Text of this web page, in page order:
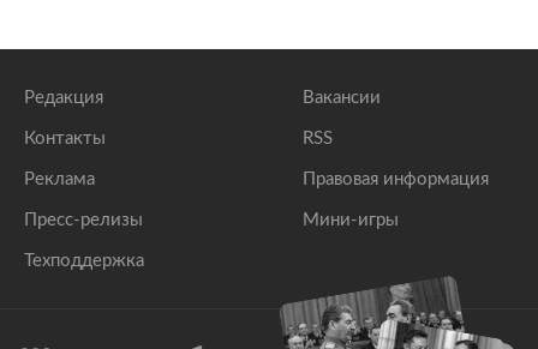
Редакция
Контакты
Реклама
Пресс-релизы
Техподдержка
Вакансии
RSS
Правовая информация
Мини-игры